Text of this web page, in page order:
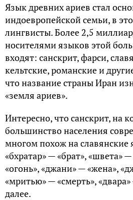
Язык древних ариев стал
индоевропейской семьи, в
лингвисты. Более 2,5
носителями языков этой
входят: санскрит, фарси,
кельтские, романские и
что название страны Иран
«земля ариев».
Интересно, что санскрит, на
большинство населения
многом похож на
«бхратар» — «брат», «швета»
«огонь», «джани» — «жена»,
«мритью» — «смерть»,
далее.